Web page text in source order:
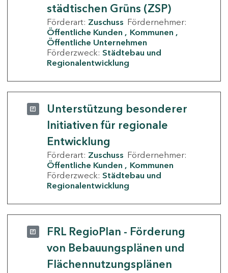
städtischen Grüns (ZSP)
Förderart: Zuschuss Fördernehmer:
Öffentliche Kunden
Kommunen
Öffentliche Unternehmen
Förderzweck: Städtebau und
Regionalentwicklung
Unterstützung besonderer
Initiativen für regionale
Entwicklung
Förderart: Zuschuss Fördernehmer:
Öffentliche Kunden
Kommunen
Förderzweck: Städtebau und
Regionalentwicklung
FRL RegioPlan - Förderung
von Bebauungsplänen und
Flächennutzungsplänen